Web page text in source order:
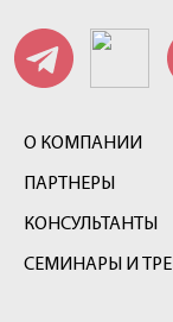
О КОМПАНИИ
ПАРТНЕРЫ
КОНСУЛЬТАНТЫ
СЕМИНАРЫ И